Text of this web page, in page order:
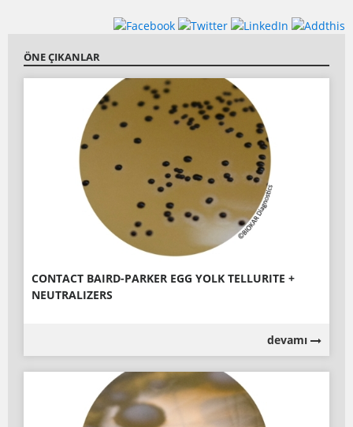
ÖNE ÇIKANLAR
CONTACT BAIRD-PARKER EGG YOLK TELLURITE +
NEUTRALIZERS
devamı